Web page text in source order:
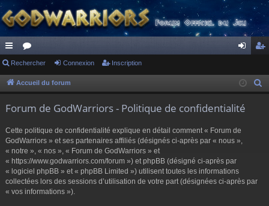
ac
co
s
or
u ne cri
Rechercher Connexion Inscription
Accueil du forum
Forum de GodWarriors - Politique de confidentialité
Cette politique de confidentialité explique en détail comment « Forum de
GodWarriors » et ses partenaires affiliés (désignés ci-après par « nous »,
« notre », « nos », « Forum de GodWarriors » et
« https://www.godwarriors.com/forum ») et phpBB (désigné ci-après par
« logiciel phpBB » et « phpBB Limited ») utilisent toutes les informations
collectées lors des sessions d’utilisation de votre part (désignées ci-après par
« vos informations »).